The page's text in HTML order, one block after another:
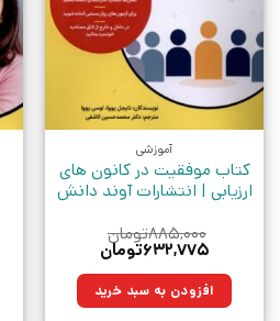
آموزشی
کتاب موفقیت در کانون های
ارزیابی | انتشارات آوند دانش
۸۸۵,۰۰۰تومان
قیمت
۸۸۵,۰۰۰تومان
بود.
۶۳۲,۷۷۵تومان
۶۳۲,۷۷۵تومان.افزودن به سبد خرید